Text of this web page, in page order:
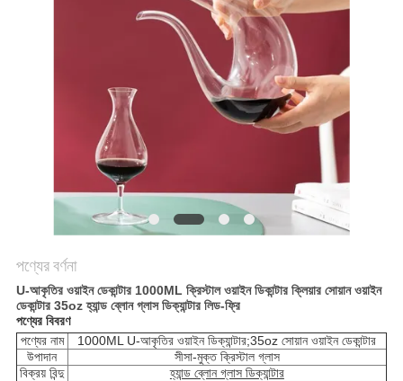
পণ্যের বর্ণনা
U-আকৃতির ওয়াইন ডেকান্টার 1000ML ক্রিস্টাল ওয়াইন ডিকান্টার ক্লিয়ার সোয়ান ওয়াইন
ডেকান্টার 35oz হ্যান্ড ব্লোন গ্লাস ডিক্যান্টার লিড-ফ্রি
পণ্যের বিবরণ
পণ্যের নাম
1000ML U-আকৃতির ওয়াইন ডিক্যান্টার;35oz সোয়ান ওয়াইন ডেকান্টার
উপাদান
সীসা-মুক্ত ক্রিস্টাল গ্লাস
বিক্রয় বিন্দু
হ্যান্ড ব্লোন গ্লাস ডিক্যান্টার